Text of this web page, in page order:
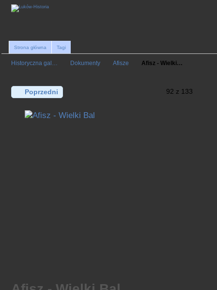
Strona główna Tagi
Historyczna gal… Dokumenty Afisze Afisz - Wielki…
Poprzedni 92 z 133